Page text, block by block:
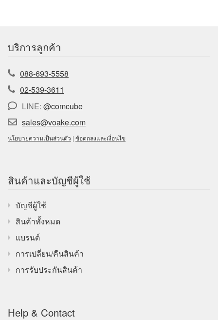
บริการลูกค้า
088-693-5558
02-539-3611
LINE: @comcube
sales@voake.com
นโยบายความเป็นส่วนตัว | ข้อตกลงและเงื่อนไข
สินค้าและบัญชีผู้ใช้
บัญชีผู้ใช้
สินค้าทั้งหมด
แบรนด์
การเปลี่ยน/คืนสินค้า
การรับประกันสินค้า
Help & Contact